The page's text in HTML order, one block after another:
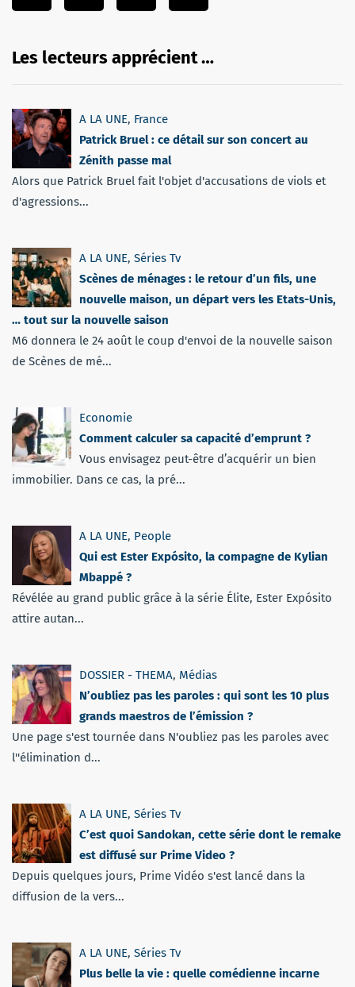
Les lecteurs apprécient …
A LA UNE, France
Patrick Bruel : ce détail sur son concert au
Zénith passe mal
Alors que Patrick Bruel fait l'objet d'accusations de viols et
d'agressions...
A LA UNE, Séries Tv
Scènes de ménages : le retour d’un fils, une
nouvelle maison, un départ vers les Etats-Unis,
… tout sur la nouvelle saison
M6 donnera le 24 août le coup d'envoi de la nouvelle saison
de Scènes de mé...
Economie
Comment calculer sa capacité d’emprunt ?
Vous envisagez peut-être d’acquérir un bien
immobilier. Dans ce cas, la pré...
A LA UNE, People
Qui est Ester Expósito, la compagne de Kylian
Mbappé ?
Révélée au grand public grâce à la série Élite, Ester Expósito
attire autan...
DOSSIER - THEMA, Médias
N’oubliez pas les paroles : qui sont les 10 plus
grands maestros de l’émission ?
Une page s'est tournée dans N'oubliez pas les paroles avec
l''élimination d...
A LA UNE, Séries Tv
C’est quoi Sandokan, cette série dont le remake
est diffusé sur Prime Video ?
Depuis quelques jours, Prime Vidéo s'est lancé dans la
diffusion de la vers...
A LA UNE, Séries Tv
Plus belle la vie : quelle comédienne incarne